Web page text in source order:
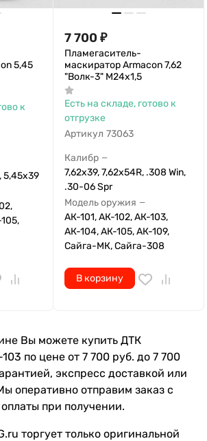
5,45
к
5,45х39
7 700 ₽
Пламегаситель-
маскиратор Armacon 7,62
"Волк-3" М24х1,5
Есть на складе, готово к
отгрузке
Артикул 73063
Калибр —
7,62x39, 7,62х54R, .308 Win,
.30-06 Spr
Модель оружия —
АК-101, АК-102, АК-103,
АК-104, АК-105, АК-109,
Сайга-МК, Сайга-308
В корзину
Вы можете купить ДТК
по цене от 7 700 руб. до 7 700
экспресс доставкой или
оперативно отправим заказ с
при получении.
торгует только оригинальной